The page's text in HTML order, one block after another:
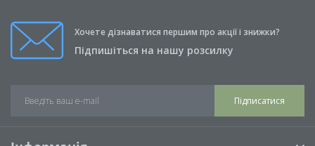
Хочете дізнаватися першим про акції і знижки?
Підпишіться на нашу розсилку
Підписатися